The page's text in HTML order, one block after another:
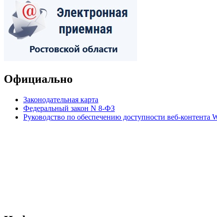
Официально
Законодательная карта
Федеральный закон N 8-ФЗ
Руководство по обеспечению доступности веб-контента